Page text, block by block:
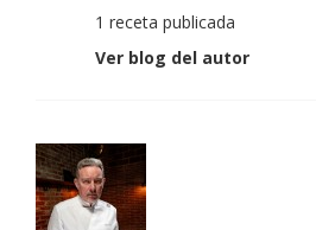
1 receta publicada
Ver blog del autor